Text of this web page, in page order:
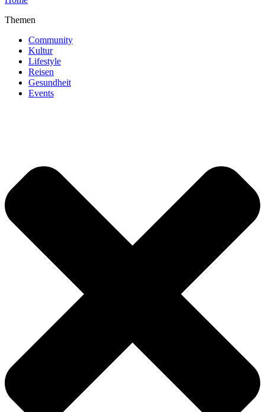
Themen
Community
Kultur
Lifestyle
Reisen
Gesundheit
Events